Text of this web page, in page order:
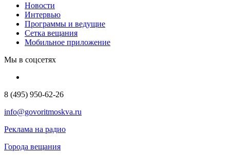
Новости
Интервью
Программы и ведущие
Сетка вещания
Мобильное приложение
Мы в соцсетях
8 (495) 950-62-26
info@govoritmoskva.ru
Реклама на радио
Города вещания